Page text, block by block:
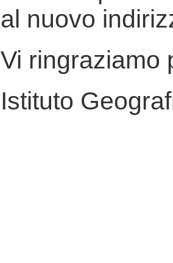
al nuovo
Vi ringraziamo
Istituto